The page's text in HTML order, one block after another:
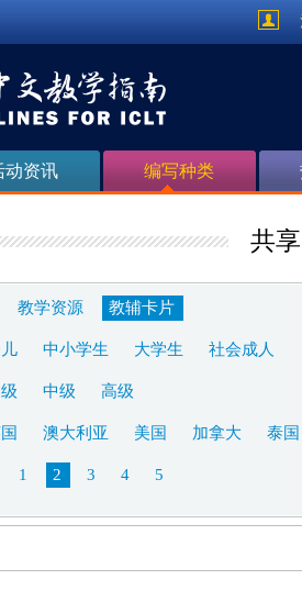
动资讯 编写种类
共
教学资源 教辅卡片
中小学生 大学生 社会成人
中级 高级
澳大利亚 美国 加拿大 泰国
1 2 3 4 5